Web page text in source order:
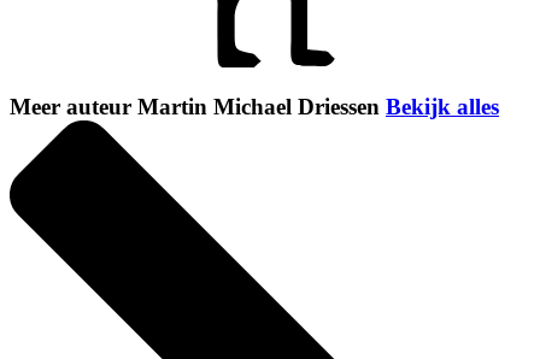
Meer auteur Martin Michael Driessen Bekijk alles